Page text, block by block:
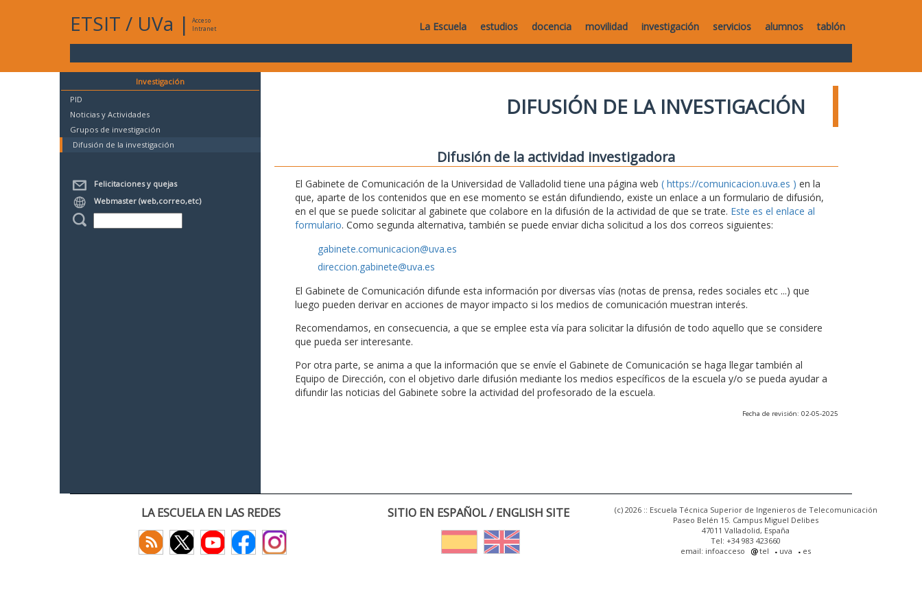
ETSIT / UVa |
Acceso
Intranet
La Escuela estudios docencia movilidad investigación servicios alumnos tablón
Investigación
PID
Noticias y Actividades
Grupos de investigación
Difusión de la investigación
Felicitaciones y quejas
Webmaster (web,correo,etc)
DIFUSIÓN DE LA INVESTIGACIÓN
Difusión de la actividad investigadora
El Gabinete de Comunicación de la Universidad de Valladolid tiene una página web ( https://comunicacion.uva.es ) en la
que, aparte de los contenidos que en ese momento se están difundiendo, existe un enlace a un formulario de difusión,
en el que se puede solicitar al gabinete que colabore en la difusión de la actividad de que se trate. Este es el enlace al
formulario. Como segunda alternativa, también se puede enviar dicha solicitud a los dos correos siguientes:
gabinete.comunicacion@uva.es
direccion.gabinete@uva.es
El Gabinete de Comunicación difunde esta información por diversas vías (notas de prensa, redes sociales etc ...) que
luego pueden derivar en acciones de mayor impacto si los medios de comunicación muestran interés.
Recomendamos, en consecuencia, a que se emplee esta vía para solicitar la difusión de todo aquello que se considere
que pueda ser interesante.
Por otra parte, se anima a que la información que se envíe el Gabinete de Comunicación se haga llegar también al
Equipo de Dirección, con el objetivo darle difusión mediante los medios específicos de la escuela y/o se pueda ayudar a
difundir las noticias del Gabinete sobre la actividad del profesorado de la escuela.
Fecha de revisión: 02-05-2025
LA ESCUELA EN LAS REDES SITIO EN ESPAÑOL / ENGLISH SITE
(c) 2026 :: Escuela Técnica Superior de Ingenieros de Telecomunicación
Paseo Belén 15. Campus Miguel Delibes
47011 Valladolid, España
Tel: +34 983 423660
email: infoacceso
tel uva es